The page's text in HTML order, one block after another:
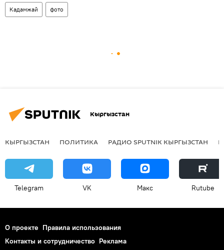
Кадамжай фото
Кыргызстан
КЫРГЫЗСТАН ПОЛИТИКА РАДИО SPUTNIK КЫРГЫЗСТАН
Telegram VK Макс Rutube
О проекте Правила использования
Контакты и сотрудничество Реклама